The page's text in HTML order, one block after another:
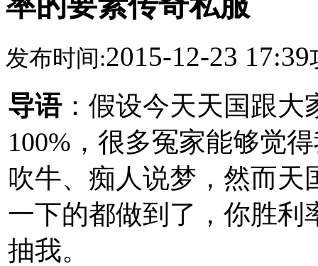
发布时间:2015-12-23 17:39
导语：假设今天天国跟大
100%，很多冤家能够觉
吹牛、痴人说梦，然而天
一下的都做到了，你胜利
抽我。